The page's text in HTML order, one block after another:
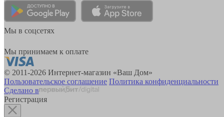
Мы в соцсетях
Мы принимаем к оплате
© 2011-2026 Интернет-магазин «Ваш Дом»
Пользовательское соглашение Политика конфиденциальности
Сделано в
Регистрация